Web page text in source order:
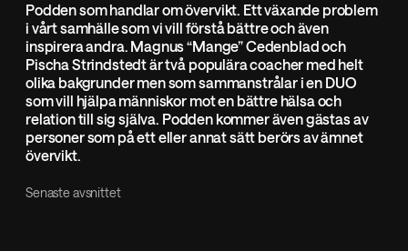
Podden som handlar om övervikt. Ett växande problem
i vårt samhälle som vi vill förstå bättre och även
inspirera andra. Magnus “Mange” Cedenblad och
Pischa Strindstedt är två populära coacher med helt
olika bakgrunder men som sammanstrålar i en DUO
som vill hjälpa människor mot en bättre hälsa och
relation till sig själva. Podden kommer även gästas av
personer som på ett eller annat sätt berörs av ämnet
övervikt.
Senaste avsnittet